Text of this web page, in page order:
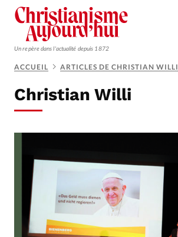
Un repère dans l'actualité depuis 1872
Monde
Tous les articles
Faire un don
Emploi
ACCUEIL ARTICLES DE CHRISTIAN WILLI
Christian Willi